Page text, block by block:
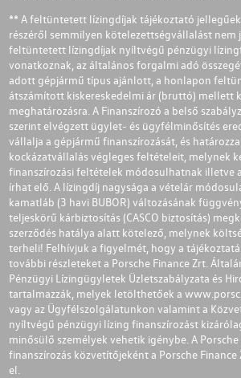
** A feltüntetett lízingdíjak tájékoztató
részéről semmilyen kötelezettségvállalást nem
feltüntetett lízingdíjak nyíltvégű pénzügyi
vonatkoznak, az általános forgalmi adó
adott gépjármű típus ajánlott, a honlapon
átszámított kiskereskedelmi ár (bruttó) mellett
meghatározásra. A Finanszírozó a belső
szerint elvégzett ügylet- és ügyfélminősítés
vállalja a gépjármű finanszírozását, és
kockázatvállalás végleges feltételeit, melynek
finanszírozási feltételek módosulhatnak illetve
írhat elő. A lízingdíj nagysága a vételár
kamatláb (3 havi BUBOR) változásának
teljeskörű kárbiztosítás (CASCO biztosítás)
szerződés hatálya alatt kötelező, melynek
terheli! Felhívjuk a figyelmét, hogy a
további részleteket a Porsche Finance Zrt.
Pénzügyi Lízingügyletek Üzletszabályzata és
tartalmazzák, melyek letölthetőek a
vagy az Ügyfélszolgálatunkon valamint a
nyíltvégű pénzügyi lízing finanszírozást
minősülő személyek vehetik igénybe. A
finanszírozás közvetítőjeként a Porsche
el.